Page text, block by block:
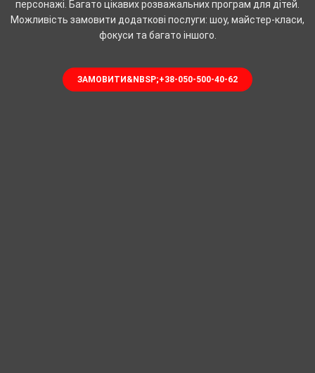
персонажі. Багато цікавих розважальних програм для дітей.
Можливість замовити додаткові послуги: шоу, майстер-класи,
фокуси та багато іншого.
ЗАМОВИТИ&NBSP;+38-050-500-40-62